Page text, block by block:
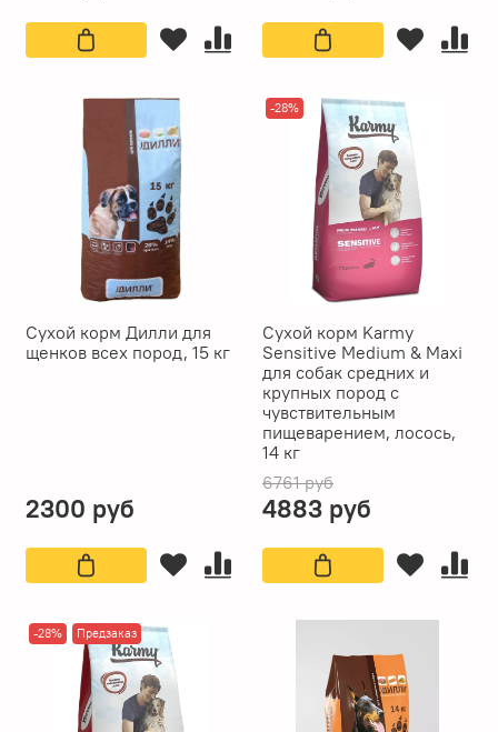
Сухой корм Дилли для
щенков всех пород, 15 кг
2300 руб
-28%
Сухой корм Karmy
Sensitive Medium & Maxi
для собак средних и
крупных пород с
чувствительным
пищеварением, лосось,
14 кг
6761 руб
4883 руб
-28% Предзаказ